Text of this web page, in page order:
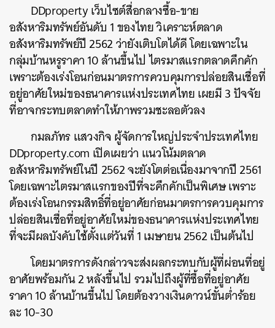
DDproperty เว็บไซต์สื่อกลางซื้อ-ขาย
อสังหาริมทรัพย์อันดับ 1 ของไทย วิเคราะห์ตลาด
อสังหาริมทรัพย์ปี 2562 ว่ายังเติบโตได้ดี โดยเฉพาะใน
กลุ่มบ้านหรูราคา 10 ล้านขึ้นไป ไตรมาสแรกตลาดคึกคัก
เพราะต้องเร่งโอนก่อนมาตรการควบคุมการปล่อยสินเชื่อที่
อยู่อาศัยใหม่ของธนาคารแห่งประเทศไทย เผยมี 3 ปัจจัย
ที่อาจกระทบตลาดทำให้ภาพรวมชะลอตัวลง
กมลภัทร แสวงกิจ ผู้จัดการใหญ่ประจำประเทศไทย
DDproperty.com เปิดเผยว่า แนวโน้มตลาด
อสังหาริมทรัพย์ในปี 2562 จะยังโตต่อเนื่องมาจากปี 2561
โดยเฉพาะไตรมาสแรกของปีที่จะคึกคักเป็นพิเศษ เพราะ
ต้องเร่งโอนกรรมสิทธิ์ที่อยู่อาศัยก่อนมาตรการควบคุมการ
ปล่อยสินเชื่อที่อยู่อาศัยใหม่ของธนาคารแห่งประเทศไทย
ที่จะมีผลบังคับใช้ตั้งแต่วันที่ 1 เมษายน 2562 เป็นต้นไป
โดยมาตรการดังกล่าวจะส่งผลกระทบกับผู้ที่ผ่อนที่อยู่
อาศัยพร้อมกัน 2 หลังขึ้นไป รวมไปถึงผู้ที่ซื้อที่อยู่อาศัย
ราคา 10 ล้านบ้านขึ้นไป โดยต้องวางเงินดาวน์ขั้นต่ำร้อย
ละ 10-30